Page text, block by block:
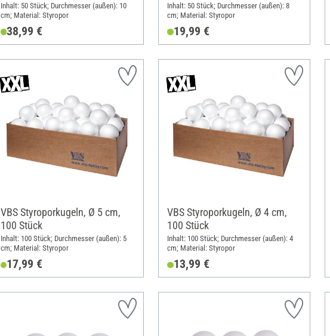
Inhalt: 50 Stück; Durchmesser (außen): 10
cm; Material: Styropor
38,99 €
Inhalt: 50 Stück; Durchmesser (außen): 8
cm; Material: Styropor
19,99 €
VBS Styroporkugeln, Ø 5 cm,
100 Stück
Inhalt: 100 Stück; Durchmesser (außen): 5
cm; Material: Styropor
17,99 €
VBS Styroporkugeln, Ø 4 cm,
100 Stück
Inhalt: 100 Stück; Durchmesser (außen): 4
cm; Material: Styropor
13,99 €